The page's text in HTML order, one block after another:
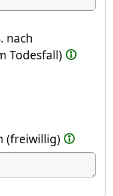
nach
Todesfall)
(freiwillig)